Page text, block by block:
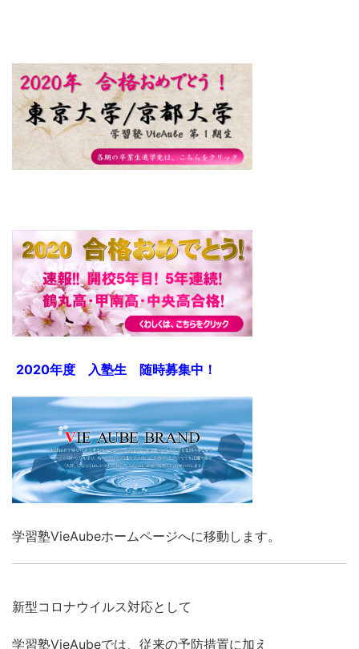
2020年度 入塾生 随時募集中！
学習塾VieAubeホームページへに移動します。
新型コロナウイルス対応として
学習塾VieAubeでは、従来の予防措置に加え